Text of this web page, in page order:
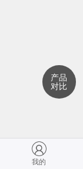
产品
对比
我的